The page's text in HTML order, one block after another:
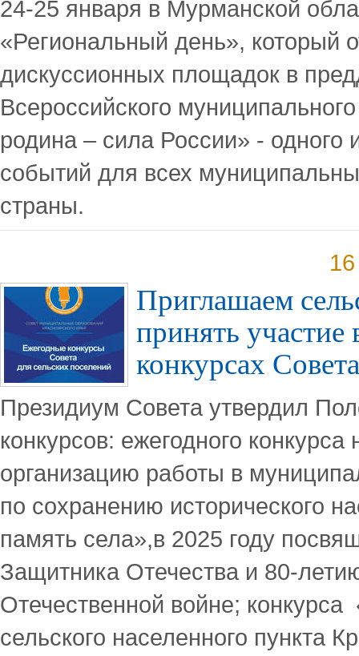
24-25 января в Мурманской
«Региональный день», который
дискуссионных площадок в
Всероссийского
родина – сила России» - одного
событий для всех
страны.
Приглашаем
принять
конкурсах Совета
Президиум Совета утвердил
конкурсов: ежегодного
организацию работы в
по сохранению исторического
память села»,в 2025 году
Защитника Отечества и 80-
Отечественной войне;
сельского населенного пункта